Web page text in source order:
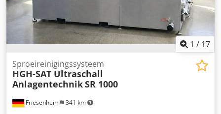
1 / 17
Friesenheim 341 km
Sproeireinigingssysteem
HGH-SAT Ultraschall
AnlagentechnikSR 1000